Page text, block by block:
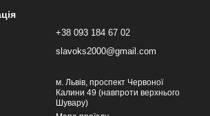
+38 093 184 67 02
slavoks2000@gmail.com
м. Львів, проспект Червоної
Калини 49 (навпроти верхнього
Шувару)